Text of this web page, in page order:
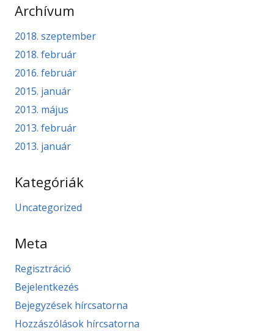
Archívum
2018. szeptember
2018. február
2016. február
2015. január
2013. május
2013. február
2013. január
Kategóriák
Uncategorized
Meta
Regisztráció
Bejelentkezés
Bejegyzések hírcsatorna
Hozzászólások hírcsatorna